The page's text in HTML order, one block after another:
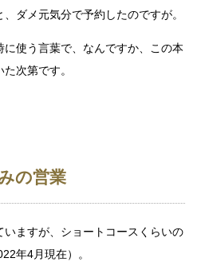
ダメ元気分で予約したのですが。
使う言葉で、なんですか、この本
次第です。
の営業
ますが、ショートコースくらいの
年4月現在）。